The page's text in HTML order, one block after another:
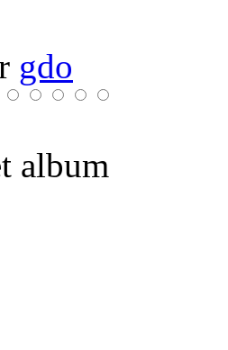
gdo
album